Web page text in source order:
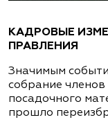
КАДРОВЫЕ
ПРАВЛЕНИЯ
Значимым
собрание
посадочного
прошло